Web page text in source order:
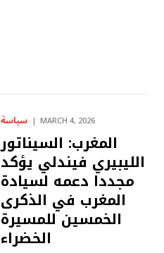
سياسة MARCH 4, 2026
المغرب: السيناتور
الليبيري فيندلي يؤكد
مجددا دعمه لسيادة
المغرب في الذكرى
الخمسين للمسيرة
الخضراء